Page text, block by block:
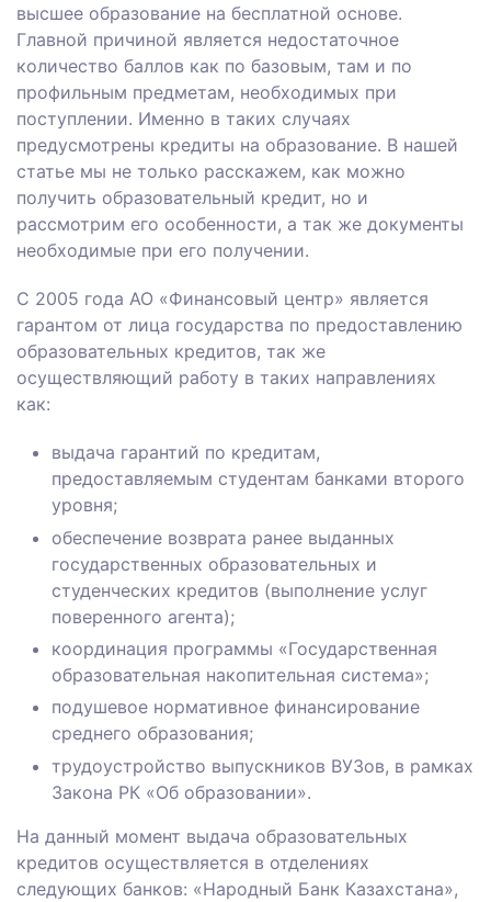
высшее образование на бесплатной основе.
Главной причиной является недостаточное
количество баллов как по базовым, там и по
профильным предметам, необходимых при
поступлении. Именно в таких случаях
предусмотрены кредиты на образование. В нашей
статье мы не только расскажем, как можно
получить образовательный кредит, но и
рассмотрим его особенности, а так же документы
необходимые при его получении.
С 2005 года АО «Финансовый центр» является
гарантом от лица государства по предоставлению
образовательных кредитов, так же
осуществляющий работу в таких направлениях
как:
выдача гарантий по кредитам,
предоставляемым студентам банками второго
уровня;
обеспечение возврата ранее выданных
государственных образовательных и
студенческих кредитов (выполнение услуг
поверенного агента);
координация программы «Государственная
образовательная накопительная система»;
подушевое нормативное финансирование
среднего образования;
трудоустройство выпускников ВУЗов, в рамках
Закона РК «Об образовании».
На данный момент выдача образовательных
кредитов осуществляется в отделениях
следующих банков: «Народный Банк Казахстана»,